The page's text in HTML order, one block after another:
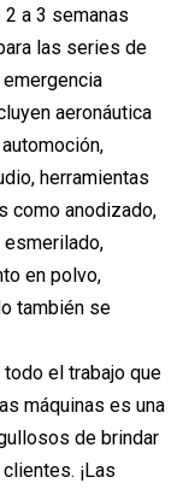
a 3 semanas
las series de
aeronáutica
herramientas
como anodizado,
esmerilado,
en polvo,
también se
el trabajo que
máquinas es una
de brindar
¡Las